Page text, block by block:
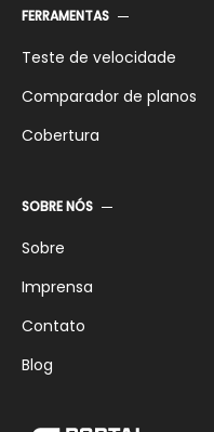
FERRAMENTAS
Teste de velocidade
Comparador de planos
Cobertura
SOBRE NÓS
Sobre
Imprensa
Contato
Blog